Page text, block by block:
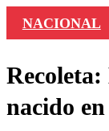
NACIONAL
nacido